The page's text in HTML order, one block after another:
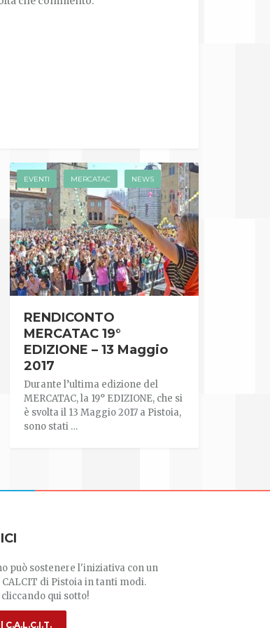
EVENTI MERCATAC NEWS
RENDICONTO
MERCATAC 19°
EDIZIONE – 13 Maggio
2017
Durante l’ultima edizione del
MERCATAC, la 19° EDIZIONE, che si
è svolta il 13 Maggio 2017 a Pistoia,
sono stati …
può sostenere l'iniziativa con un
di Pistoia in tanti modi.
qui sotto!